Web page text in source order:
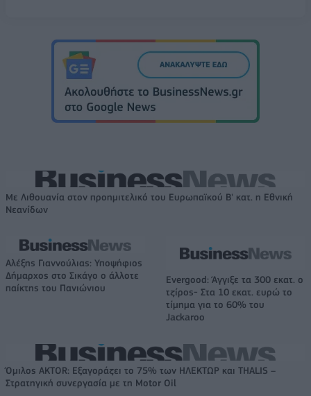
Με Λιθουανία στον προημιτελικό του Ευρωπαϊκού Β' κατ. η Εθνική
Νεανίδων
Αλέξης Γιαννούλιας: Υποψήφιος
Δήμαρχος στο Σικάγο ο άλλοτε
παίκτης του Πανιώνιου
Evergood: Άγγιξε τα 300 εκατ. ο
τζίρος- Στα 10 εκατ. ευρώ το
τίμημα για το 60% του
Jackaroo
Όμιλος AKTOR: Εξαγοράζει το 75% των ΗΛΕΚΤΩΡ και THALIS –
Στρατηγική συνεργασία με τη Motor Oil